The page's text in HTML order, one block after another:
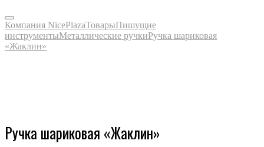
Компания NicePlazaТоварыПишущие
инструментыМеталлические ручкиРучка шариковая
«Жаклин»
Ручка шариковая «Жаклин»